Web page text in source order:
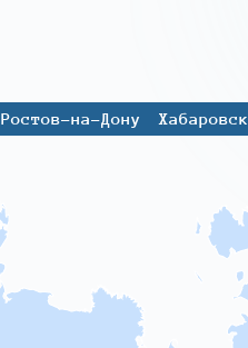
Ростов-на-Дону Хабаровск